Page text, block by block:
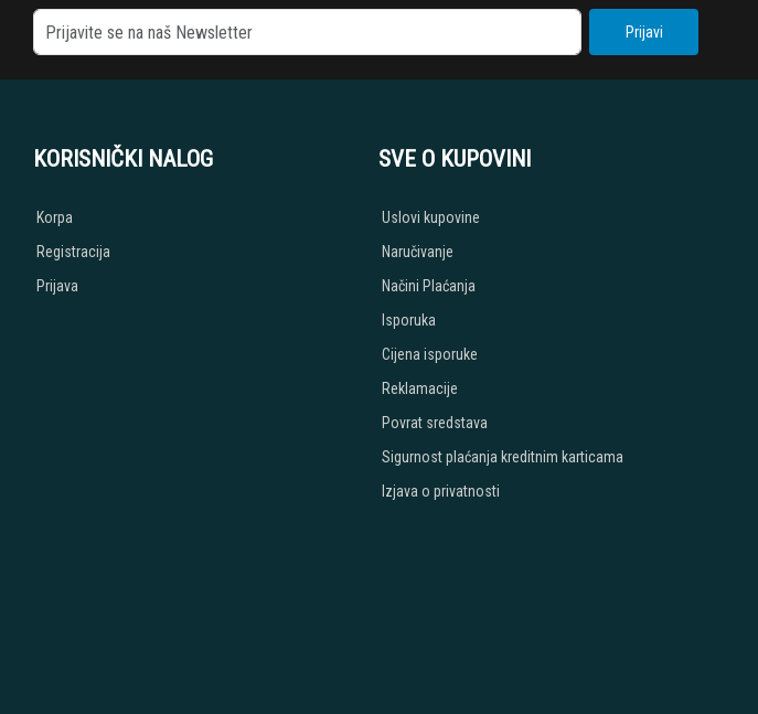
Prijavi
KORISNIČKI NALOG
Korpa
Registracija
Prijava
SVE O KUPOVINI
Uslovi kupovine
Naručivanje
Načini Plaćanja
Isporuka
Cijena isporuke
Reklamacije
Povrat sredstava
Sigurnost plaćanja kreditnim karticama
Izjava o privatnosti